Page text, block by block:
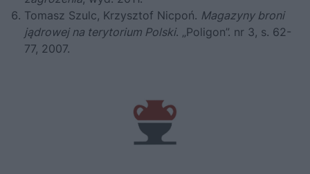
Tomasz Szulc, Krzysztof Nicpoń. Magazyny broni
jądrowej na terytorium Polski. „Poligon”. nr 3, s. 62-
77, 2007.